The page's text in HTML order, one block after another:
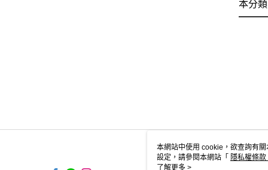
本分
本網站中使用 cookie，欲查詢有
設定，請參閱本網站「 隱私權條款
使用 cookie。
了解更多 >